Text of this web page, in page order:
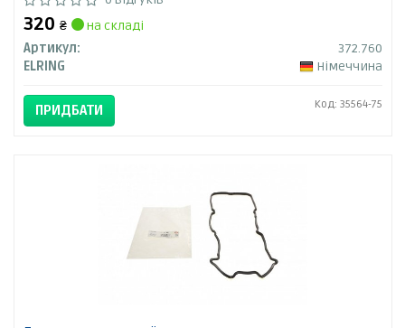
320 ₴
на складі
Артикул:
372.760
ELRING
Німеччина
ПРИДБАТИ Код: 35564-75